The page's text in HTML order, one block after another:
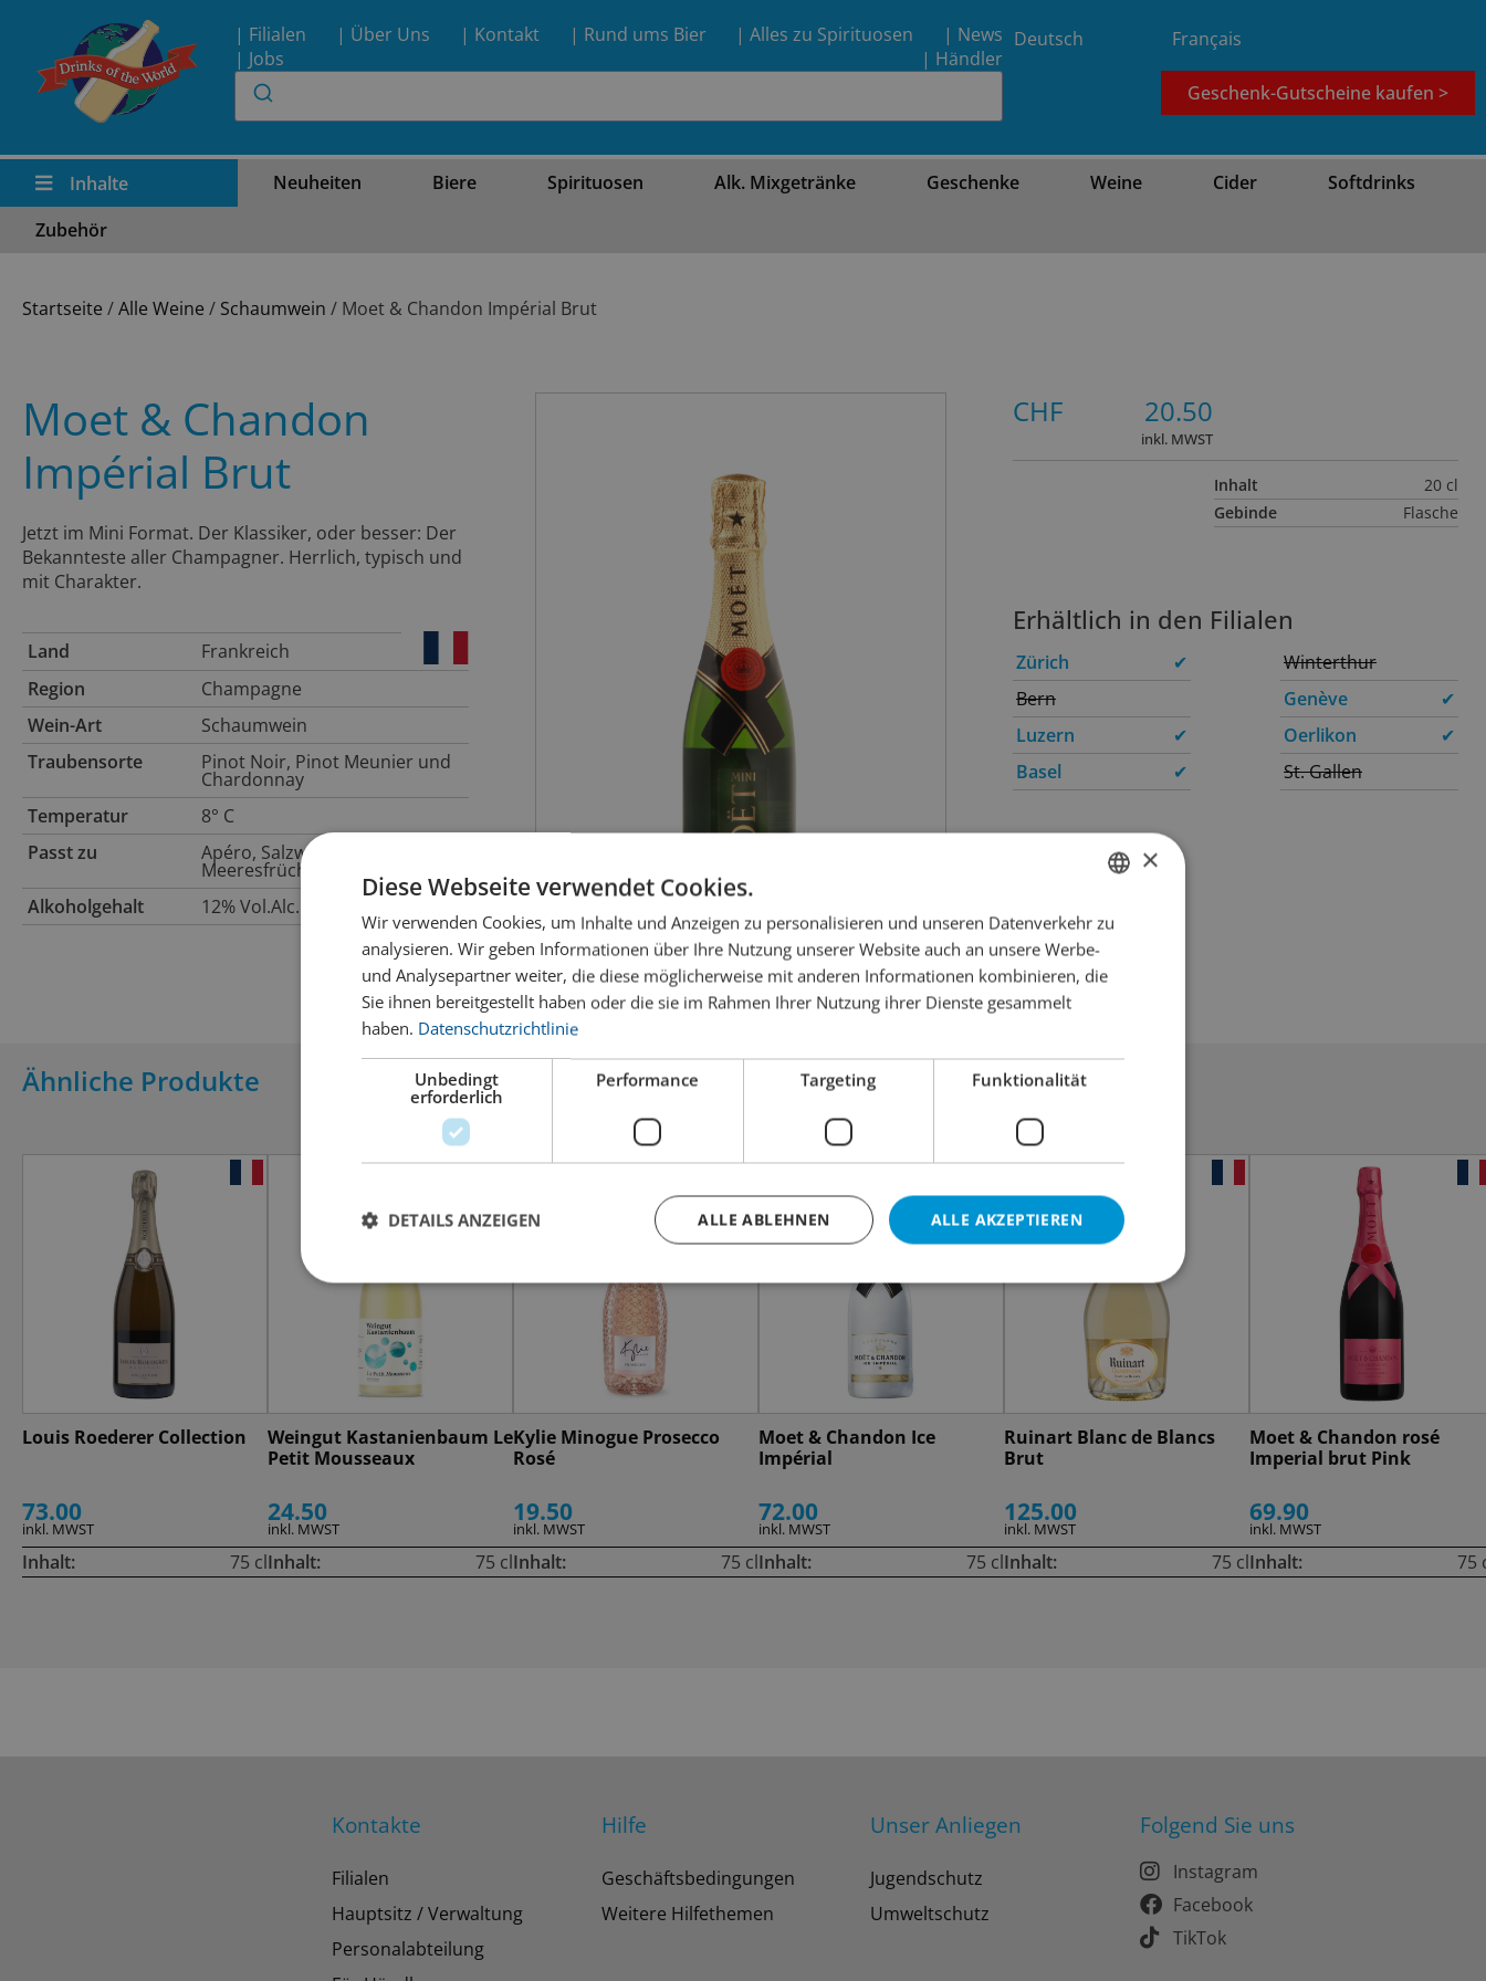
| Filialen | Über Uns | Kontakt | Rund ums Bier | Alles zu Spirituosen
| News
| Jobs
| Händler
Deutsch Français
Geschenk-Gutscheine kaufen >
Inhalte Neuheiten Biere Spirituosen Alk. Mixgetränke Geschenke Weine Cider
Softdrinks
Zubehör
Startseite /Alle Weine / Schaumwein / Moet & Chandon Impérial Brut
Moet & Chandon
Impérial Brut
Jetzt im Mini Format. Der Klassiker, oder besser: Der
Bekannteste aller Champagner. Herrlich, typisch und
mit Charakter.
Land
Frankreich
Region
Champagne
Wein-Art
Schaumwein
Traubensorte
Pinot Noir, Pinot Meunier und
Chardonnay
Temperatur
8° C
Passt zu
Apéro, Salzwasserfisch,
Meeresfrüchte
Alkoholgehalt
12% Vol.Alc.
CHF 20.50
inkl. MWST
Inhalt
20 cl
Gebinde
Flasche
Erhältlich in den Filialen
Zürich
✔
Bern
Luzern
✔
Basel
✔
Winterthur
Genève
✔
Oerlikon
✔
St. Gallen
Ähnliche Produkte
Louis Roederer Collection
73.00
inkl. MWST
Inhalt: 75 cl
Weingut Kastanienbaum Le
Petit Mousseaux
24.50
inkl. MWST
Inhalt: 75 cl
Kylie Minogue Prosecco
Rosé
19.50
inkl. MWST
Inhalt: 75 cl
Moet & Chandon Ice
Impérial
72.00
inkl. MWST
Inhalt: 75 cl
Ruinart Blanc de Blancs
Brut
125.00
inkl. MWST
Inhalt: 75 cl
Moet & Chandon rosé
Imperial brut Pink
69.90
inkl. MWST
Inhalt: 75
Kontakte
Filialen
Hauptsitz / Verwaltung
Personalabteilung
Hilfe
Geschäftsbedingungen
Weitere Hilfethemen
Unser Anliegen
Jugendschutz
Umweltschutz
Folgend Sie uns
Instagram
Facebook
TikTok
GERMAN
FRENCH
×
Diese Webseite verwendet Cookies.
Wir verwenden Cookies, um Inhalte und Anzeigen zu personalisieren und unseren Datenverkehr zu
analysieren. Wir geben Informationen über Ihre Nutzung unserer Website auch an unsere Werbe-
und Analysepartner weiter, die diese möglicherweise mit anderen Informationen kombinieren, die
Sie ihnen bereitgestellt haben oder die sie im Rahmen Ihrer Nutzung ihrer Dienste gesammelt
haben. Datenschutzrichtlinie
Unbedingt
erforderlich
Performance Targeting Funktionalität
ALLE AKZEPTIEREN
ALLE ABLEHNEN
DETAILS ANZEIGEN